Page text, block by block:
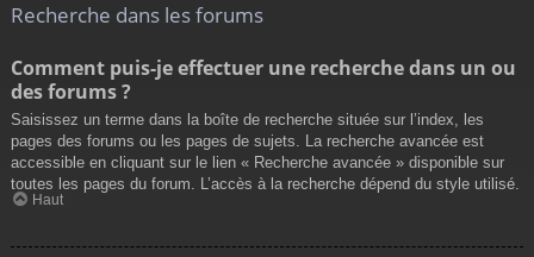
Recherche dans les forums
Comment puis-je effectuer une recherche dans un ou
des forums ?
Saisissez un terme dans la boîte de recherche située sur l’index, les
pages des forums ou les pages de sujets. La recherche avancée est
accessible en cliquant sur le lien « Recherche avancée » disponible sur
toutes les pages du forum. L’accès à la recherche dépend du style utilisé.
Haut